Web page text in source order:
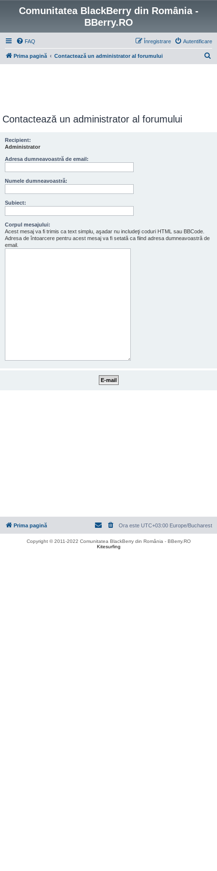
Comunitatea BlackBerry din România -
BBerry.RO
FAQ Autentificare
Înregistrare
Prima pagină Contactează un administrator al forumului
Contactează un administrator al forumului
Recipient:
Administrator
Adresa dumneavoastră de email:
Numele dumneavoastră:
Subiect:
Corpul mesajului:
Acest mesaj va fi trimis ca text simplu, aşadar nu includeţi coduri HTML sau BBCode.
Adresa de întoarcere pentru acest mesaj va fi setată ca fiind adresa dumneavoastră de
email.
Prima pagină Ora este UTC+03:00 Europe/Bucharest
Copyright © 2011-2022 Comunitatea BlackBerry din România - BBerry.RO
Kitesurfing